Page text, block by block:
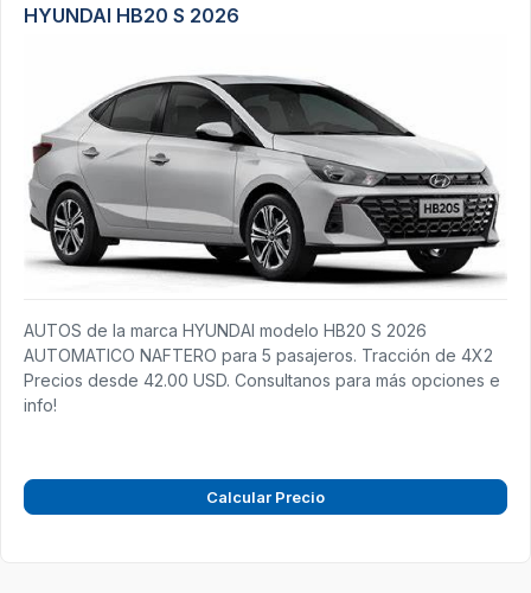
HYUNDAI HB20 S 2026
AUTOS de la marca HYUNDAI modelo HB20 S 2026
AUTOMATICO NAFTERO para 5 pasajeros. Tracción de 4X2
Precios desde 42.00 USD. Consultanos para más opciones e
info!
Calcular Precio